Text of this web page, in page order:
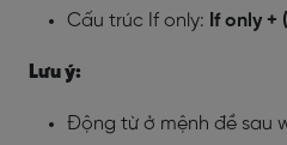
Cấu trúc If only: If only +
Lưu ý:
Động từ ở mệnh đề sau